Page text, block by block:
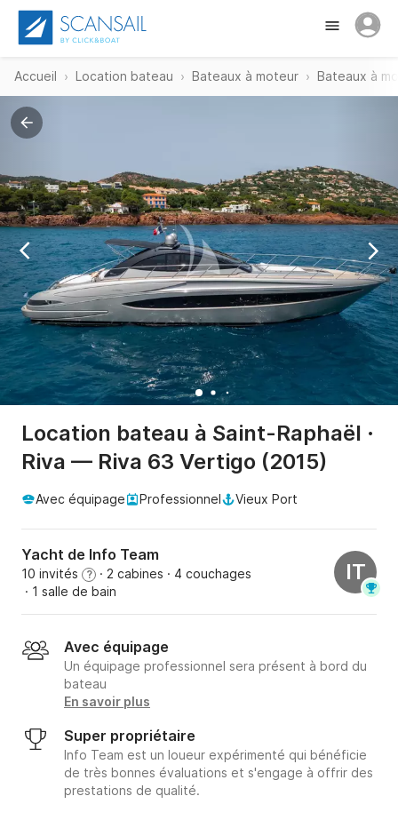
Accueil Location bateau Bateaux à moteur Bateaux à
Location bateau à Saint-Raphaël ·
Riva — Riva 63 Vertigo (2015)
Avec équipage Professionnel Vieux Port
Yacht de Info Team
10 invités ? · 2 cabines · 4 couchages
· 1 salle de bain
IT
Avec équipage
Un équipage professionnel sera présent à bord du
bateau
En savoir plus
Super propriétaire
Info Team est un loueur expérimenté qui bénéficie
de très bonnes évaluations et s'engage à offrir des
prestations de qualité.